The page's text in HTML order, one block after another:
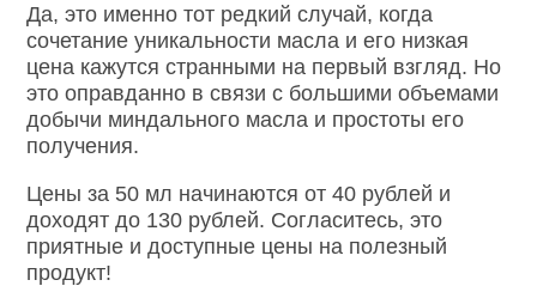
Да, это именно тот редкий случай, когда
сочетание уникальности масла и его низкая
цена кажутся странными на первый взгляд. Но
это оправданно в связи с большими объемами
добычи миндального масла и простоты его
получения.
Цены за 50 мл начинаются от 40 рублей и
доходят до 130 рублей. Согласитесь, это
приятные и доступные цены на полезный
продукт!